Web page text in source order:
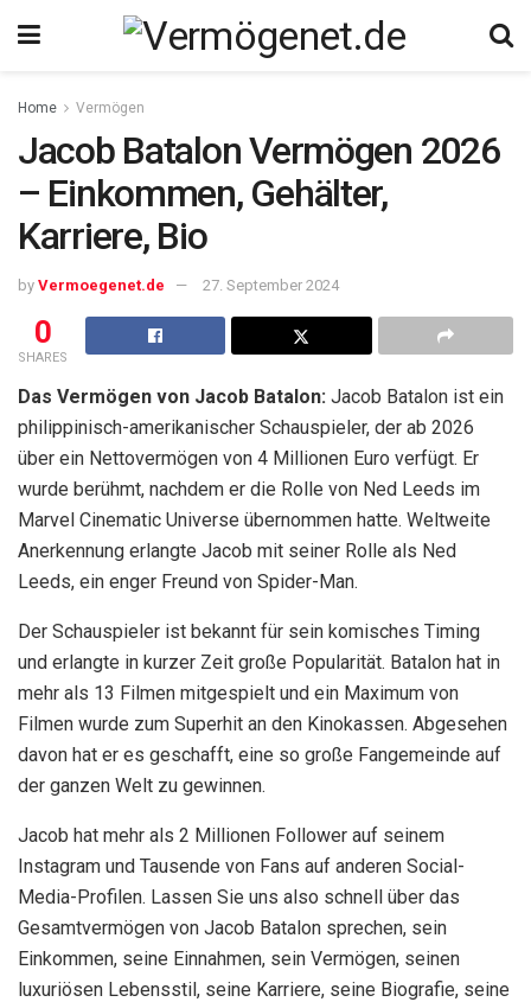
Home Vermögen
Jacob Batalon Vermögen 2026
– Einkommen, Gehälter,
Karriere, Bio
by Vermoegenet.de 27. September 2024
0
SHARES
Das Vermögen von Jacob Batalon: Jacob Batalon ist ein
philippinisch-amerikanischer Schauspieler, der ab 2026
über ein Nettovermögen von 4 Millionen Euro verfügt. Er
wurde berühmt, nachdem er die Rolle von Ned Leeds im
Marvel Cinematic Universe übernommen hatte. Weltweite
Anerkennung erlangte Jacob mit seiner Rolle als Ned
Leeds, ein enger Freund von Spider-Man.
Der Schauspieler ist bekannt für sein komisches Timing
und erlangte in kurzer Zeit große Popularität. Batalon hat in
mehr als 13 Filmen mitgespielt und ein Maximum von
Filmen wurde zum Superhit an den Kinokassen. Abgesehen
davon hat er es geschafft, eine so große Fangemeinde auf
der ganzen Welt zu gewinnen.
Jacob hat mehr als 2 Millionen Follower auf seinem
Instagram und Tausende von Fans auf anderen Social-
Media-Profilen. Lassen Sie uns also schnell über das
Gesamtvermögen von Jacob Batalon sprechen, sein
Einkommen, seine Einnahmen, sein Vermögen, seinen
luxuriösen Lebensstil, seine Karriere, seine Biografie, seine